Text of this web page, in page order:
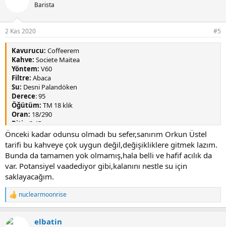
Barista
2 Kas 2020 #5
Kavurucu: Coffeerem
Kahve: Societe Maitea
Yöntem: V60
Filtre: Abaca
Su: Desni Palandöken
Derece: 95
Öğütüm: TM 18 klik
Oran: 18/290
Bitiş
: 3.45
Reçete:Coffeerem
Önceki kadar odunsu olmadı bu sefer,sanırım Orkun Üstel
tarifi bu kahveye çok uygun değil,değişikliklere gitmek lazım.
Bunda da tamamen yok olmamış,hala belli ve hafif acılık da
var. Potansiyel vaadediyor gibi,kalanını nestle su için
saklayacağım.
T
e
k
nuclearmoonrise
elbatin